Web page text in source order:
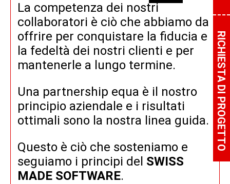
La competenza dei nostri
collaboratori è ciò che abbiamo da
offrire per conquistare la fiducia e
la fedeltà dei nostri clienti e per
mantenerle a lungo termine.
Una partnership equa è il nostro
principio aziendale e i risultati
ottimali sono la nostra linea guida.
Questo è ciò che sosteniamo e
seguiamo i principi del SWISS
MADE SOFTWARE.
RICHIESTA DI PROGETTO